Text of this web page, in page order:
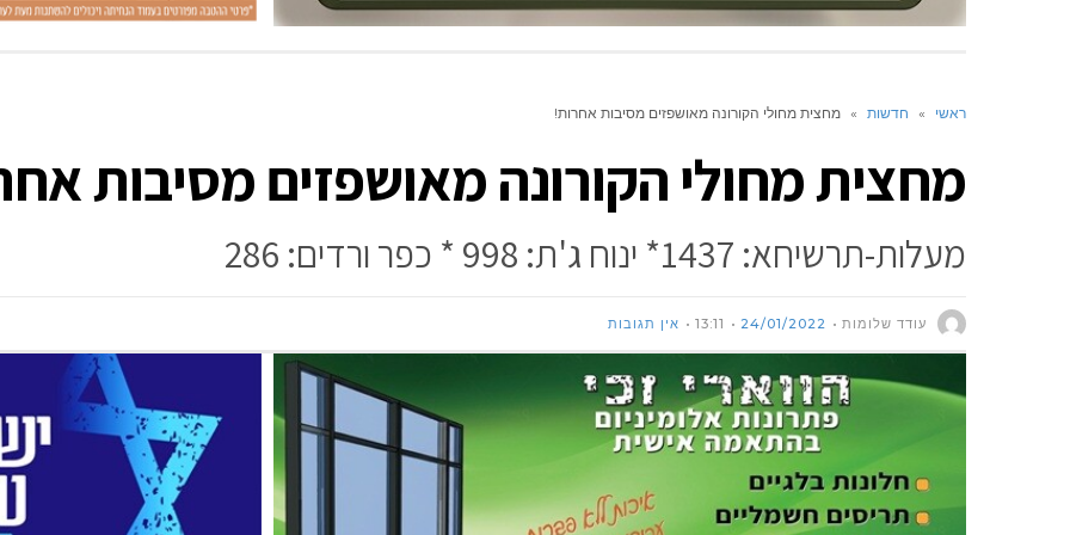
ראשי » חדשות » מחצית מחולי הקורונה מאושפזים מסיבות אחרות!
מחצית מחולי הקורונה מאושפזים מסיבות
מעלות-תרשיחא: 1437* ינוח ג'ת: 998 * כפר ורדים: 286
עודד שלומות 24/01/2022
13:11 אין תגובות